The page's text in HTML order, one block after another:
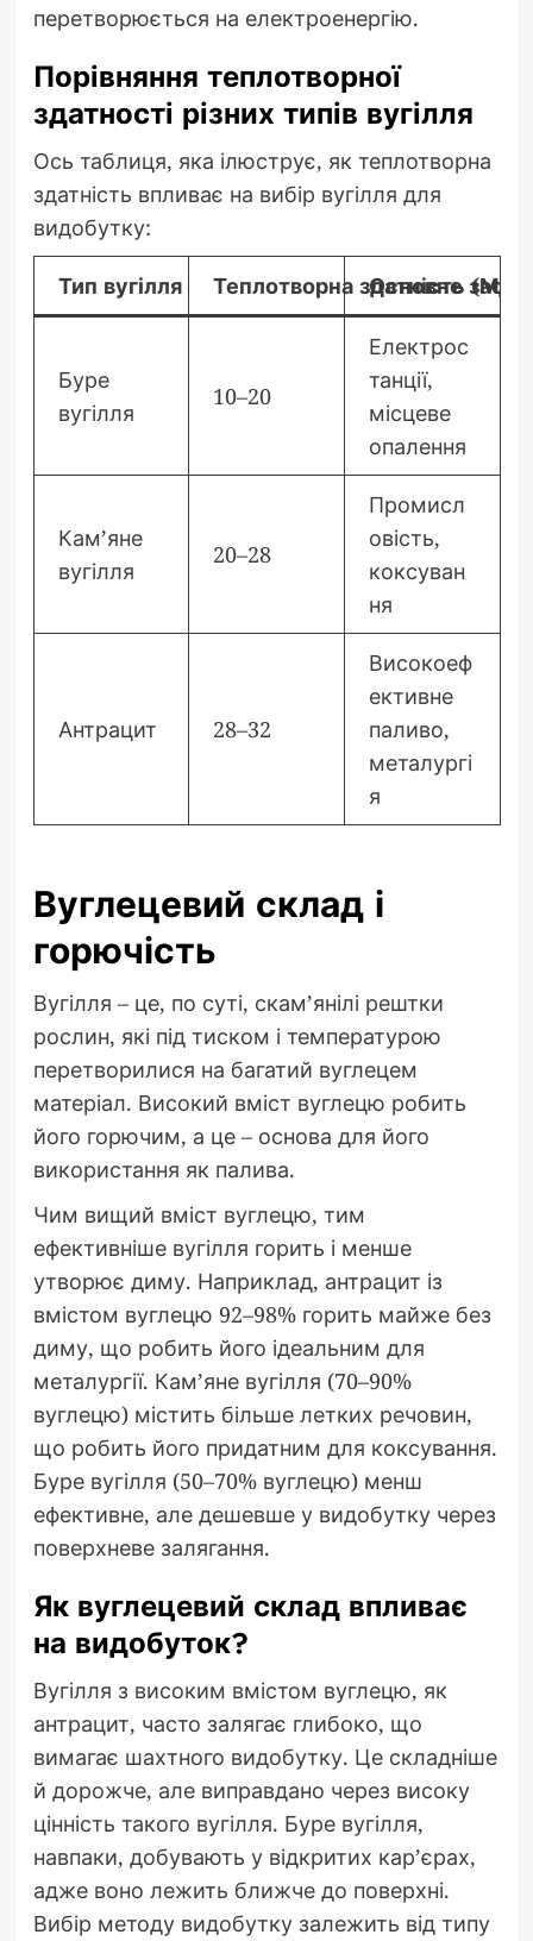
перетворюється на електроенергію.
Порівняння теплотворної
здатності різних типів вугілля
Ось таблиця, яка ілюструє, як теплотворна
здатність впливає на вибір вугілля для
видобутку:
Тип вугілля Теплотворна здатність
Основне
Буре
вугілля
10–20
Електрос
танції,
місцеве
опалення
Кам’яне
вугілля
20–28
Промисл
овість,
коксуван
ня
Антрацит 28–32
Високоеф
ективне
паливо,
металургі
я
Вуглецевий склад і
горючість
Вугілля – це, по суті, скам’янілі рештки
рослин, які під тиском і температурою
перетворилися на багатий вуглецем
матеріал. Високий вміст вуглецю робить
його горючим, а це – основа для його
використання як палива.
Чим вищий вміст вуглецю, тим
ефективніше вугілля горить і менше
утворює диму. Наприклад, антрацит із
вмістом вуглецю 92–98% горить майже без
диму, що робить його ідеальним для
металургії. Кам’яне вугілля (70–90%
вуглецю) містить більше летких речовин,
що робить його придатним для коксування.
Буре вугілля (50–70% вуглецю) менш
ефективне, але дешевше у видобутку через
поверхневе залягання.
Як вуглецевий склад впливає
на видобуток?
Вугілля з високим вмістом вуглецю, як
антрацит, часто залягає глибоко, що
вимагає шахтного видобутку. Це складніше
й дорожче, але виправдано через високу
цінність такого вугілля. Буре вугілля,
навпаки, добувають у відкритих кар’єрах,
адже воно лежить ближче до поверхні.
Вибір методу видобутку залежить від типу